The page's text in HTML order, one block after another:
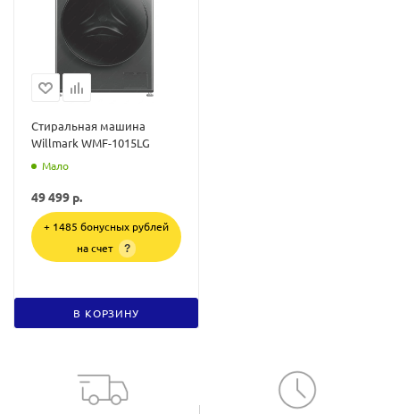
Стиральная машина
Willmark WMF-1015LG
Мало
49 499 р.
+ 1485 бонусных рублей
на счет
?
В КОРЗИНУ